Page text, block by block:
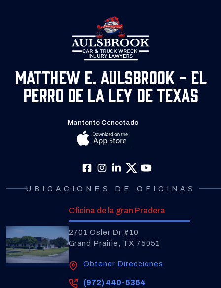
Matthew E. Aulsbrook - El
Perro de la Ley de Texas
Mantente Conectado
UBICACIONES DE OFICINAS
Oficina de la gran Pradera
2701 Osler Dr #10
Grand Prairie, TX 75051
Obtener Direcciones
(972) 440-5364